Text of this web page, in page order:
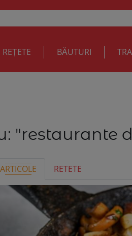
REȚETE BĂUTURI
"restaurante
ARTICOLE RETETE